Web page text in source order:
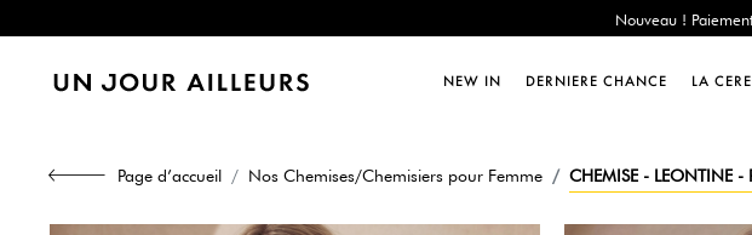
Dernière Chance : -60% sur une
Dernière Chance : -60% sur une
NEW IN DERNIERE CHANCE LA
Page d’accueil Nos Chemises/Chemisiers pour Femme CHEMISE - LEONTINE -